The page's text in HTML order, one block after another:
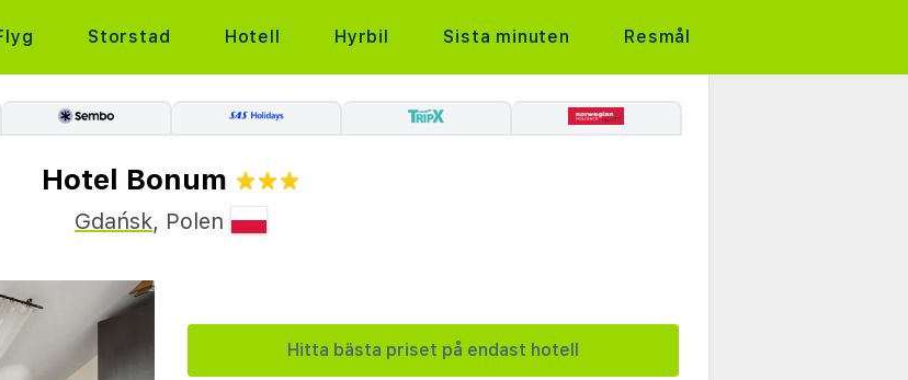
Storstad Hotell Hyrbil Sista minuten Resmål
Hotel Bonum
Gdańsk, Polen
Hitta bästa priset på endast hotell